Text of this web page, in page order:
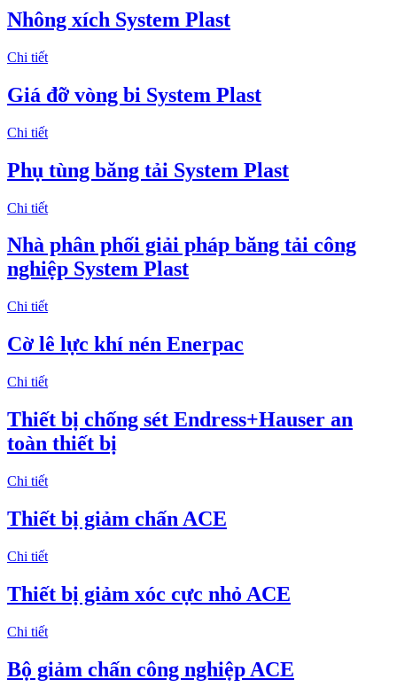
Nhông xích System Plast
Chi tiết
Giá đỡ vòng bi System Plast
Chi tiết
Phụ tùng băng tải System Plast
Chi tiết
Nhà phân phối giải pháp băng tải công
nghiệp System Plast
Chi tiết
Cờ lê lực khí nén Enerpac
Chi tiết
Thiết bị chống sét Endress+Hauser an
toàn thiết bị
Chi tiết
Thiết bị giảm chấn ACE
Chi tiết
Thiết bị giảm xóc cực nhỏ ACE
Chi tiết
Bộ giảm chấn công nghiệp ACE